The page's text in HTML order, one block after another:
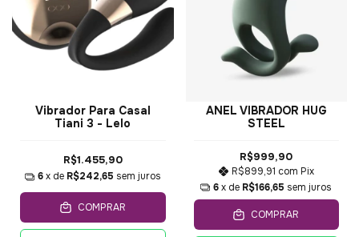
Vibrador Para Casal
Tiani 3 - Lelo
R$1.455,90
6 x de R$242,65 sem juros
COMPRAR
ANEL VIBRADOR HUG
STEEL
R$999,90
R$899,91 com Pix
6 x de R$166,65 sem juros
COMPRAR